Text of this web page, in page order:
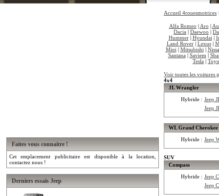
Faites vous connaitre !
Cet emplacement publicitaire est disponible à la location,
contactez nous !
Derniers essais Jeep
Accueil 4rouesmotrices
Alfa Romeo | Aro |
Dacia | Daewoo |
Hummer| Hyundai |
Land Rover| Lexus|
Mini | Mitsubishi |
Santana | Saviem |
Tesla |
Voir toutes les voitures
4x4
JL Wrangler
Hybride : Jeep
Jeep
WL Grand Cherokee
Hybride : Jeep
SUV
Compass
Hybride : Jeep
Jeep